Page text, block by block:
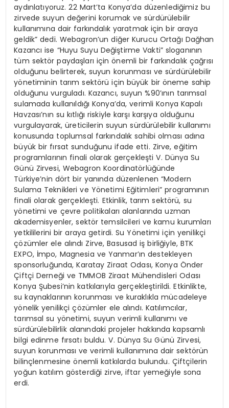
aydınlatıyoruz. 22 Mart’ta Konya’da düzenlediğimiz bu
zirvede suyun değerini korumak ve sürdürülebilir
kullanımına dair farkındalık yaratmak için bir araya
geldik” dedi. Webagron’un diğer Kurucu Ortağı Dağhan
Kazancı ise “Huyu Suyu Değiştirme Vakti” sloganının
tüm sektör paydaşları için önemli bir farkındalık çağrısı
olduğunu belirterek, suyun korunması ve sürdürülebilir
yönetiminin tarım sektörü için büyük bir öneme sahip
olduğunu vurguladı. Kazancı, suyun %90’ının tarımsal
sulamada kullanıldığı Konya’da, verimli Konya Kapalı
Havzası’nın su kıtlığı riskiyle karşı karşıya olduğunu
vurgulayarak, üreticilerin suyun sürdürülebilir kullanımı
konusunda toplumsal farkındalık sahibi olması adına
büyük bir fırsat sunduğunu ifade etti. Zirve, eğitim
programlarının finali olarak gerçekleşti V. Dünya Su
Günü Zirvesi, Webagron Koordinatörlüğünde
Türkiye’nin dört bir yanında düzenlenen “Modern
Sulama Teknikleri ve Yönetimi Eğitimleri” programının
finali olarak gerçekleşti. Etkinlik, tarım sektörü, su
yönetimi ve çevre politikaları alanlarında uzman
akademisyenler, sektör temsilcileri ve kamu kurumları
yetkililerini bir araya getirdi. Su Yönetimi için yenilikçi
çözümler ele alındı Zirve, Basusad iş birliğiyle, BTK
EXPO, İmpo, Magnesia ve Yanmar’ın destekleyen
sponsorluğunda, Karatay Ziraat Odası, Konya Önder
Çiftçi Derneği ve TMMOB Ziraat Mühendisleri Odası
Konya Şubesi’nin katkılarıyla gerçekleştirildi. Etkinlikte,
su kaynaklarının korunması ve kuraklıkla mücadeleye
yönelik yenilikçi çözümler ele alındı. Katılımcılar,
tarımsal su yönetimi, suyun verimli kullanımı ve
sürdürülebilirlik alanındaki projeler hakkında kapsamlı
bilgi edinme fırsatı buldu. V. Dünya Su Günü Zirvesi,
suyun korunması ve verimli kullanımına dair sektörün
bilinçlenmesine önemli katkılarda bulundu. Çiftçilerin
yoğun katılım gösterdiği zirve, iftar yemeğiyle sona
erdi.